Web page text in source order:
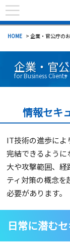
HOME > 企業・官公庁の
企業・官
for Business Clients
情報セキ
IT技術の進歩によ
完結できるように
大や攻撃範囲、経
ティ対策の概念を
必要があります。
日常に潜む